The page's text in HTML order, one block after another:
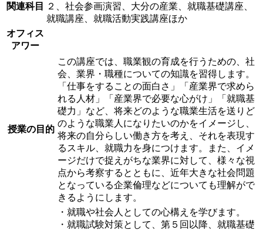
関連科目
２、社会参画演習、大分の産業、就職基礎講座、
就職講座、就職活動実践講座ほか
オフィス
アワー
授業の目的
この講座では、職業観の育成を行うための、社
会、業界・職種についての知識を習得します。
「仕事をすることの面白さ」「産業界で求めら
れる人材」「産業界で必要な心がけ」「就職基
礎力」など、将来どのような職業生活を送りど
のような職業人になりたいのかをイメージし、
将来の自分らしい働き方を考え、それを表現す
るスキル、就職力を身につけます。また、イメ
ージだけで捉えがちな業界に対して、様々な視
点から考察するとともに、近年大きな社会問題
となっている企業倫理などについても理解がで
きるようにします。
・就職や社会人としての心構えを学びます。
・就職試験対策として、第５回以降、就職基礎